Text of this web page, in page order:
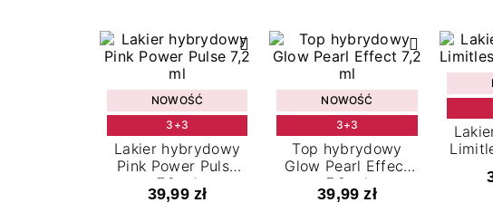
NOWOŚĆ
3+3
Lakier hybrydowy
Pink Power Pulse
7,2 ml
39,99 zł
NOWOŚĆ
3+3
Top hybrydowy
Glow Pearl Effect
7,2 ml
39,99 zł